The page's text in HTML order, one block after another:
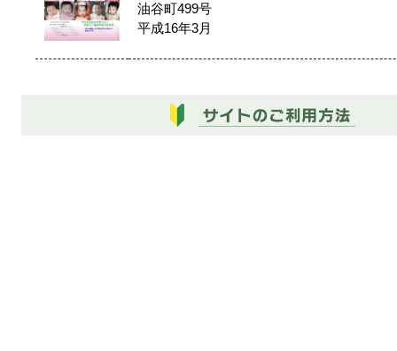
油谷町499号
平成16年3月